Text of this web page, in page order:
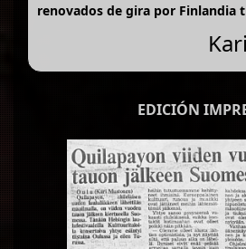
renovados de gira por Finlandia
EDICIÓN